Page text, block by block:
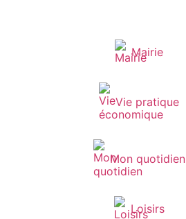
Mairie
Vie pratique
Mon quotidien
Loisirs